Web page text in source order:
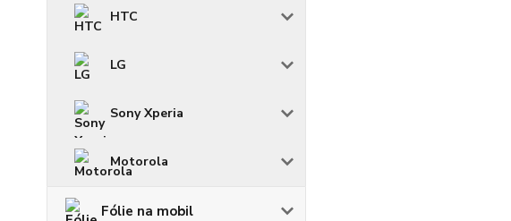
HTC
LG
Sony Xperia
Motorola
Fólie na mobil